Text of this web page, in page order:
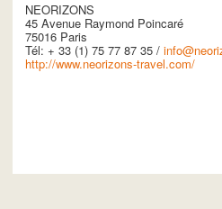
NEORIZONS
45 Avenue Raymond Poincaré
75016 Paris
Tél: + 33 (1) 75 77 87 35 /
http://www.neorizons-travel.com/